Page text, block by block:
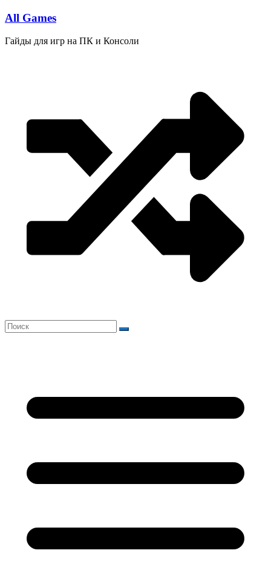
Перейти
содержимому
All Games
Гайды для игр на ПК и Консоли